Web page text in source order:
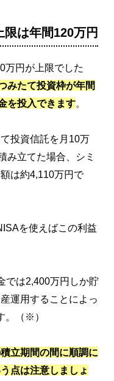
は年間120万円
万円が上限でした
みたて投資枠が年間
を投入できます。
投資信託を月10万
み立てた場合、シミ
は約4,110万円で
を使えばこの利益
では2,400万円しか貯
運用することによっ
。（※）
立期間の間に順調に
点は注意しましょ